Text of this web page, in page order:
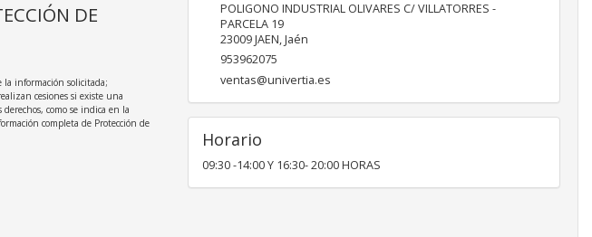
DE
la información solicitada;
cesiones si existe una
como se indica en la
completa de Protección de
POLIGONO INDUSTRIAL OLIVARES C/ VILLATORRES -
PARCELA 19
23009JAEN,Jaén
953962075
ventas@univertia.es
Horario
09:30 -14:00 Y 16:30- 20:00 HORAS